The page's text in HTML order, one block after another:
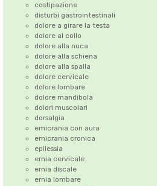
costipazione
disturbi gastrointestinali
dolore a girare la testa
dolore al collo
dolore alla nuca
dolore alla schiena
dolore alla spalla
dolore cervicale
dolore lombare
dolore mandibola
dolori muscolari
dorsalgia
emicrania con aura
emicrania cronica
epilessia
ernia cervicale
ernia discale
ernia lombare